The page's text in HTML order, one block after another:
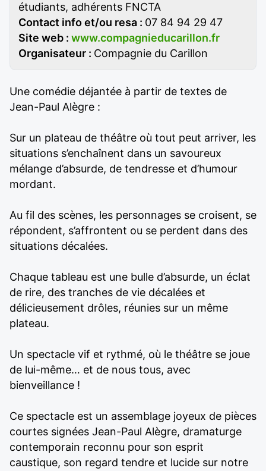
étudiants, adhérents FNCTA
Contact info et/ou resa : 07 84 94 29 47
Site web : www.compagnieducarillon.fr
Organisateur : Compagnie du Carillon
Une comédie déjantée à partir de textes de
Jean-Paul Alègre :
Sur un plateau de théâtre où tout peut arriver, les
situations s’enchaînent dans un savoureux
mélange d’absurde, de tendresse et d’humour
mordant.
Au fil des scènes, les personnages se croisent, se
répondent, s’affrontent ou se perdent dans des
situations décalées.
Chaque tableau est une bulle d’absurde, un éclat
de rire, des tranches de vie décalées et
délicieusement drôles, réunies sur un même
plateau.
Un spectacle vif et rythmé, où le théâtre se joue
de lui-même… et de nous tous, avec
bienveillance !
Ce spectacle est un assemblage joyeux de pièces
courtes signées Jean-Paul Alègre, dramaturge
contemporain reconnu pour son esprit
caustique, son regard tendre et lucide sur notre